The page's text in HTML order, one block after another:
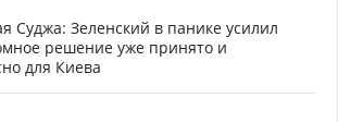
Суджа: Зеленский в панике усилил
решение уже принято и
для Киева